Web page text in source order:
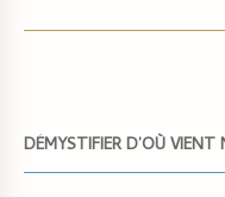
DÉMYSTIFIER D’OÙ